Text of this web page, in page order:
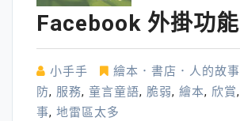
Facebook 外掛功能
小手手 繪本．書店．人的故事
防, 服務, 童言童語, 脆弱, 繪本, 欣賞,
事, 地雷區太多